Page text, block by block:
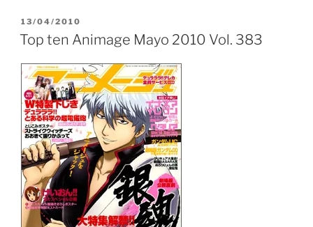
PUBLICADO
EL
13/04/2010
Top ten Animage Mayo 2010 Vol. 383